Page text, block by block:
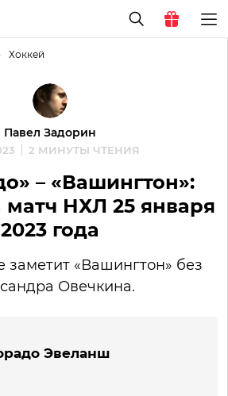
Хоккей
Павел Задорин
2 МИНУТЫ ЧТЕНИЯ
– «Вашингтон»:
матч НХЛ 25 января
2023 года
заметит «Вашингтон» без
Овечкина.
Эвеланш